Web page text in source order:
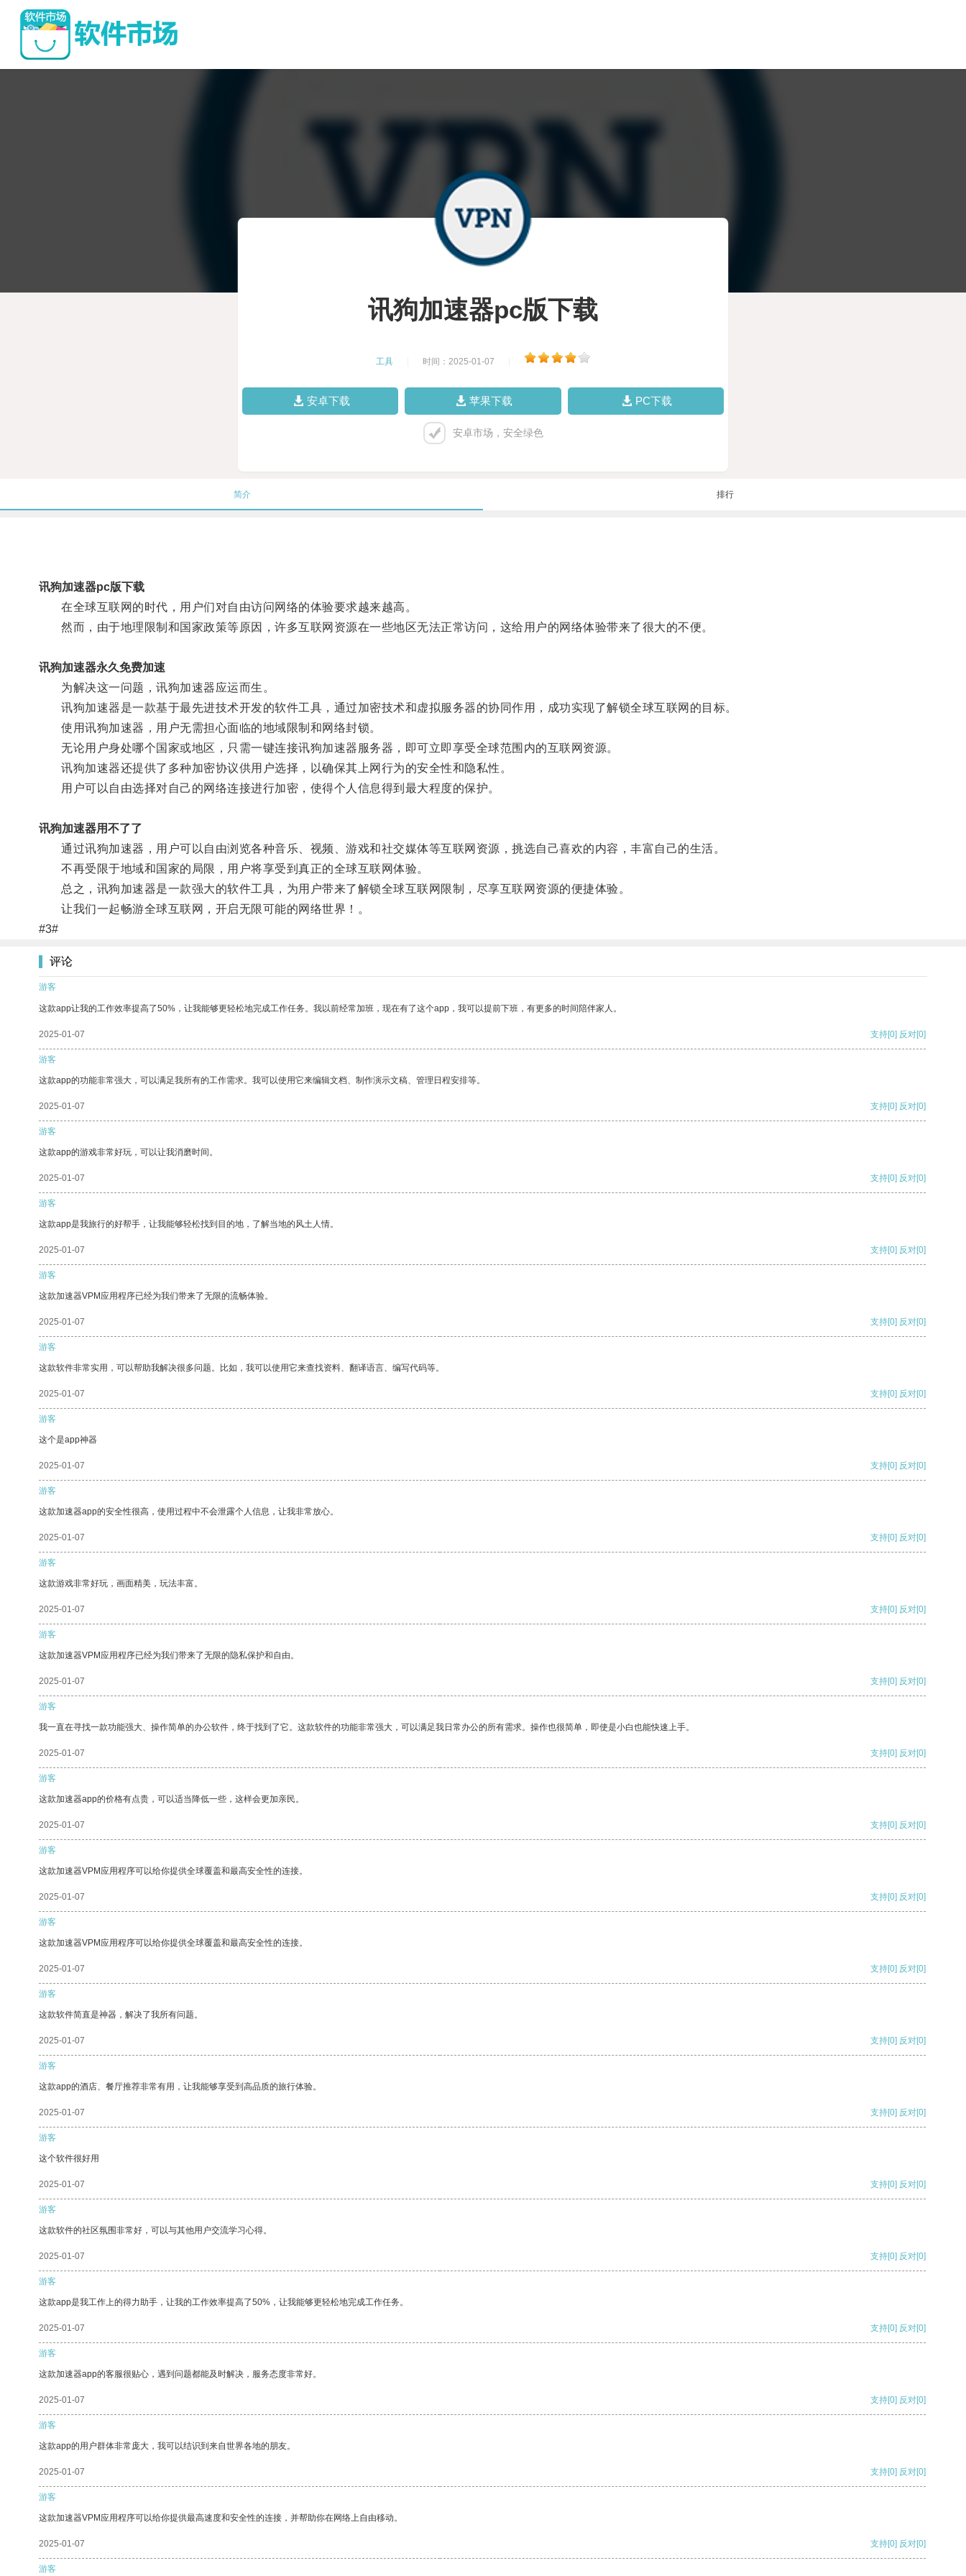
讯狗加速器pc版下载
工具 时间：2025-01-07
安卓下载 苹果下载 PC下载
安卓市场，安全绿色
简介 排行
讯狗加速器pc版下载
在全球互联网的时代，用户们对自由访问网络的体验要求越来越高。
然而，由于地理限制和国家政策等原因，许多互联网资源在一些地区无法正常访问，这给用户的网络体验带来了很大的不便。
讯狗加速器永久免费加速
为解决这一问题，讯狗加速器应运而生。
讯狗加速器是一款基于最先进技术开发的软件工具，通过加密技术和虚拟服务器的协同作用，成功实现了解锁全球互联网的目标。
使用讯狗加速器，用户无需担心面临的地域限制和网络封锁。
无论用户身处哪个国家或地区，只需一键连接讯狗加速器服务器，即可立即享受全球范围内的互联网资源。
讯狗加速器还提供了多种加密协议供用户选择，以确保其上网行为的安全性和隐私性。
用户可以自由选择对自己的网络连接进行加密，使得个人信息得到最大程度的保护。
讯狗加速器用不了了
通过讯狗加速器，用户可以自由浏览各种音乐、视频、游戏和社交媒体等互联网资源，挑选自己喜欢的内容，丰富自己的生活。
不再受限于地域和国家的局限，用户将享受到真正的全球互联网体验。
总之，讯狗加速器是一款强大的软件工具，为用户带来了解锁全球互联网限制，尽享互联网资源的便捷体验。
让我们一起畅游全球互联网，开启无限可能的网络世界！。
#3#
评论
游客
这款app让我的工作效率提高了50%，让我能够更轻松地完成工作任务。我以前经常加班，现在有了这个app，我可以提前下班，有更多的时间陪伴家人。
2025-01-07 支持[0] 反对[0]
游客
这款app的功能非常强大，可以满足我所有的工作需求。我可以使用它来编辑文档、制作演示文稿、管理日程安排等。
2025-01-07 支持[0] 反对[0]
游客
这款app的游戏非常好玩，可以让我消磨时间。
2025-01-07 支持[0] 反对[0]
游客
这款app是我旅行的好帮手，让我能够轻松找到目的地，了解当地的风土人情。
2025-01-07 支持[0] 反对[0]
游客
这款加速器VPM应用程序已经为我们带来了无限的流畅体验。
2025-01-07 支持[0] 反对[0]
游客
这款软件非常实用，可以帮助我解决很多问题。比如，我可以使用它来查找资料、翻译语言、编写代码等。
2025-01-07 支持[0] 反对[0]
游客
这个是app神器
2025-01-07 支持[0] 反对[0]
游客
这款加速器app的安全性很高，使用过程中不会泄露个人信息，让我非常放心。
2025-01-07 支持[0] 反对[0]
游客
这款游戏非常好玩，画面精美，玩法丰富。
2025-01-07 支持[0] 反对[0]
游客
这款加速器VPM应用程序已经为我们带来了无限的隐私保护和自由。
2025-01-07 支持[0] 反对[0]
游客
我一直在寻找一款功能强大、操作简单的办公软件，终于找到了它。这款软件的功能非常强大，可以满足我日常办公的所有需求。操作也很简单，即使是小白也能快速上手。
2025-01-07 支持[0] 反对[0]
游客
这款加速器app的价格有点贵，可以适当降低一些，这样会更加亲民。
2025-01-07 支持[0] 反对[0]
游客
这款加速器VPM应用程序可以给你提供全球覆盖和最高安全性的连接。
2025-01-07 支持[0] 反对[0]
游客
这款加速器VPM应用程序可以给你提供全球覆盖和最高安全性的连接。
2025-01-07 支持[0] 反对[0]
游客
这款软件简直是神器，解决了我所有问题。
2025-01-07 支持[0] 反对[0]
游客
这款app的酒店、餐厅推荐非常有用，让我能够享受到高品质的旅行体验。
2025-01-07 支持[0] 反对[0]
游客
这个软件很好用
2025-01-07 支持[0] 反对[0]
游客
这款软件的社区氛围非常好，可以与其他用户交流学习心得。
2025-01-07 支持[0] 反对[0]
游客
这款app是我工作上的得力助手，让我的工作效率提高了50%，让我能够更轻松地完成工作任务。
2025-01-07 支持[0] 反对[0]
游客
这款加速器app的客服很贴心，遇到问题都能及时解决，服务态度非常好。
2025-01-07 支持[0] 反对[0]
游客
这款app的用户群体非常庞大，我可以结识到来自世界各地的朋友。
2025-01-07 支持[0] 反对[0]
游客
这款加速器VPM应用程序可以给你提供最高速度和安全性的连接，并帮助你在网络上自由移动。
2025-01-07 支持[0] 反对[0]
游客